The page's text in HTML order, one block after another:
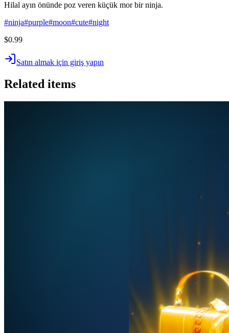
Hilal ayın önünde poz veren küçük mor bir ninja.
#ninja#purple#moon#cute#night
$0.99
Satın almak için giriş yapın
Related items